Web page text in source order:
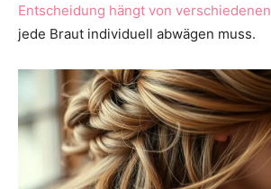
Entscheidung hängt von verschiedenen
jede Braut individuell abwägen muss.